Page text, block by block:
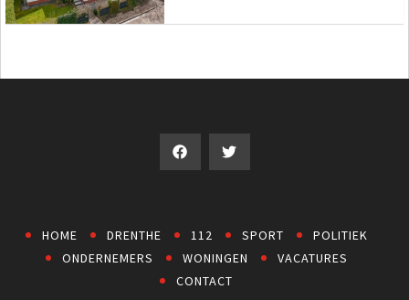
HOME DRENTHE 112 SPORT
POLITIEK
ONDERNEMERS
WONINGEN
VACATURES
CONTACT